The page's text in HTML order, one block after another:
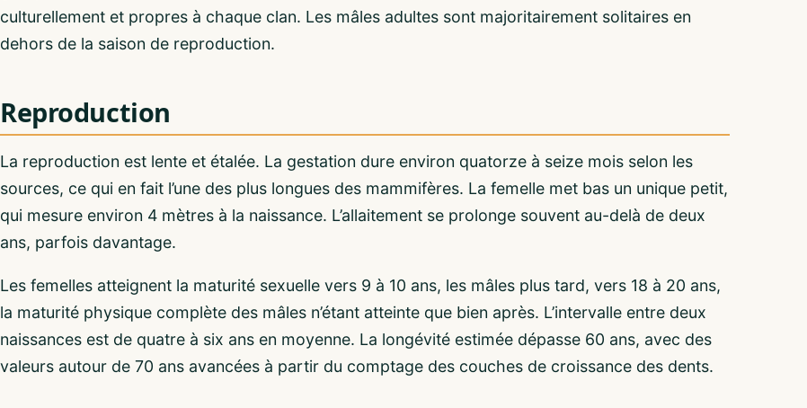
culturellement et propres à chaque clan. Les mâles adultes sont majoritairement solitaires en
dehors de la saison de reproduction.
Reproduction
La reproduction est lente et étalée. La gestation dure environ quatorze à seize mois selon les
sources, ce qui en fait l’une des plus longues des mammifères. La femelle met bas un unique petit,
qui mesure environ 4 mètres à la naissance. L’allaitement se prolonge souvent au-delà de deux
ans, parfois davantage.
Les femelles atteignent la maturité sexuelle vers 9 à 10 ans, les mâles plus tard, vers 18 à 20 ans,
la maturité physique complète des mâles n’étant atteinte que bien après. L’intervalle entre deux
naissances est de quatre à six ans en moyenne. La longévité estimée dépasse 60 ans, avec des
valeurs autour de 70 ans avancées à partir du comptage des couches de croissance des dents.